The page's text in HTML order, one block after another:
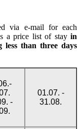
via e-mail for each
a price list of stay in
less than three days
-
01.07. -
31.08.